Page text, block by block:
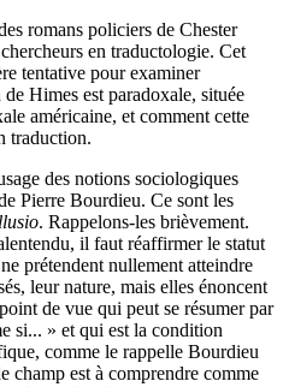
romans policiers de Chester
en traductologie. Cet
tentative pour examiner
Himes est paradoxale, située
américaine, et comment cette
traduction.
des notions sociologiques
Pierre Bourdieu. Ce sont les
. Rappelons-les brièvement.
il faut réaffirmer le statut
prétendent nullement atteindre
leur nature, mais elles énoncent
de vue qui peut se résumer par
si... » et qui est la condition
comme le rappelle Bourdieu
est à comprendre comme